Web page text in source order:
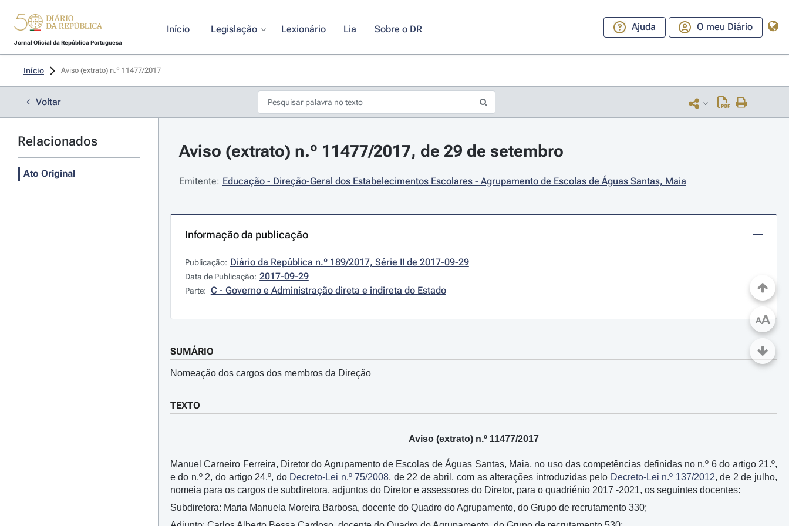
Jornal Oficial da República Portuguesa
Início Legislação Lexionário Lia Sobre o DR Ajuda O meu Diário
Início Aviso (extrato) n.º 11477/2017
Voltar
Relacionados
Ato Original
Aviso (extrato) n.º 11477/2017, de 29 de setembro
Emitente: Educação - Direção-Geral dos Estabelecimentos Escolares - Agrupamento de Escolas de Águas Santas, Maia
Informação da publicação
Publicação: Diário da República n.º 189/2017, Série II de 2017-09-29
Data de Publicação: 2017-09-29
Parte: C - Governo e Administração direta e indireta do Estado
SUMÁRIO
Nomeação dos cargos dos membros da Direção
TEXTO
Aviso (extrato) n.º 11477/2017
Manuel Carneiro Ferreira, Diretor do Agrupamento de Escolas de Águas Santas, Maia, no uso das competências definidas no n.º 6 do artigo 21.º,
e do n.º 2, do artigo 24.º, do Decreto-Lei n.º 75/2008, de 22 de abril, com as alterações introduzidas pelo Decreto-Lei n.º 137/2012, de 2 de julho,
nomeia para os cargos de subdiretora, adjuntos do Diretor e assessores do Diretor, para o quadriénio 2017 -2021, os seguintes docentes:
Subdiretora: Maria Manuela Moreira Barbosa, docente do Quadro do Agrupamento, do Grupo de recrutamento 330;
AA